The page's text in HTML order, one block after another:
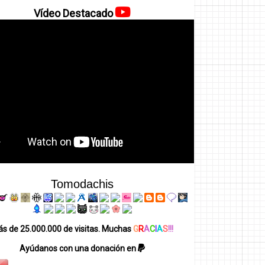
Vídeo Destacado
Tomodachis
de 25.000.000 de visitas. MuchasGRACAS!!!
Ayúdanos con una donación en